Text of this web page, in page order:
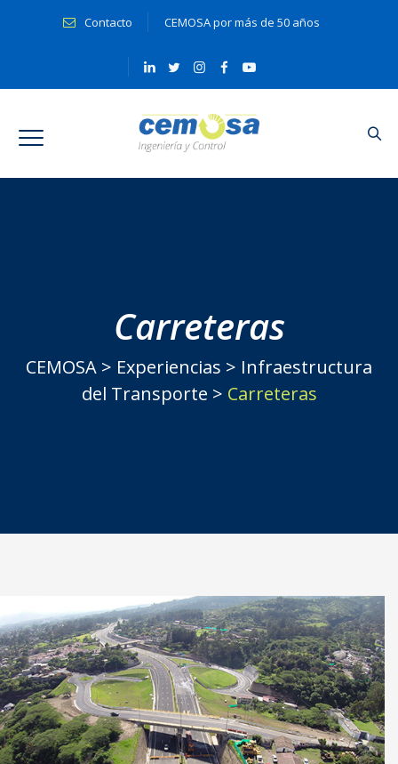
Contacto CEMOSA por más de 50 años
Carreteras
CEMOSA > Experiencias > Infraestructura
del Transporte > Carreteras